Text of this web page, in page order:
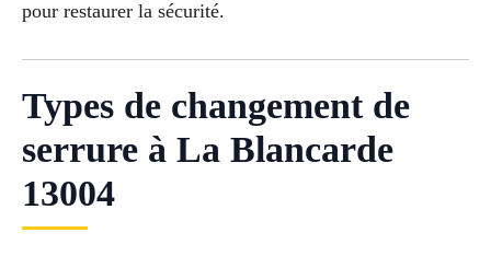
pour restaurer la sécurité.
Types de changement de
serrure à La Blancarde
13004